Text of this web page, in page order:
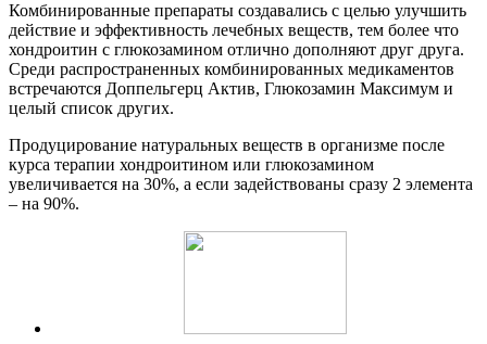
Комбинированные препараты создавались с целью улучшить
действие и эффективность лечебных веществ, тем более что
хондроитин с глюкозамином отлично дополняют друг друга.
Среди распространенных комбинированных медикаментов
встречаются Доппельгерц Актив, Глюкозамин Максимум и
целый список других.
Продуцирование натуральных веществ в организме после
курса терапии хондроитином или глюкозамином
увеличивается на 30%, а если задействованы сразу 2 элемента
– на 90%.